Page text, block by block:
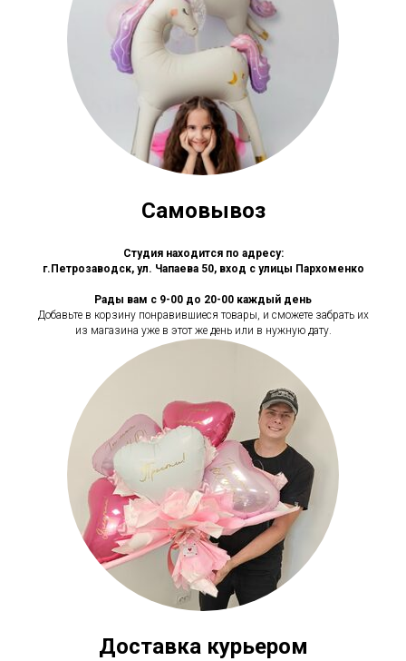
Самовывоз
Студия находится по адресу:
г.Петрозаводск, ул. Чапаева 50, вход с улицы Пархоменко
Рады вам с 9-00 до 20-00 каждый день
Добавьте в корзину понравившиеся товары, и сможете забрать их
из магазина уже в этот же день или в нужную дату.
Доставка курьером